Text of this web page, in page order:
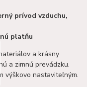
prívod vzduchu,
platňu
a krásny
a zimnú prevádzku.
výškovo nastaviteľným.